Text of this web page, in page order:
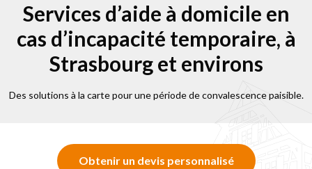
Services d’aide à domicile en
cas d’incapacité temporaire, à
Strasbourg et environs
Des solutions à la carte pour une période de convalescence paisible.
Obtenir un devis personnalisé